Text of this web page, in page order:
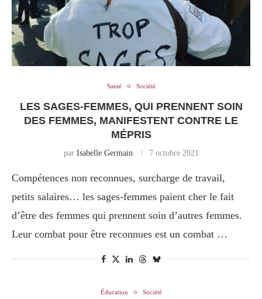
Santé Société
LES SAGES-FEMMES, QUI PRENNENT SOIN
DES FEMMES, MANIFESTENT CONTRE LE
MÉPRIS
par Isabelle Germain 7 octobre 2021
Compétences non reconnues, surcharge de travail,
petits salaires… les sages-femmes paient cher le fait
d’être des femmes qui prennent soin d’autres femmes.
Leur combat pour être reconnues est un combat …
Éducation Société